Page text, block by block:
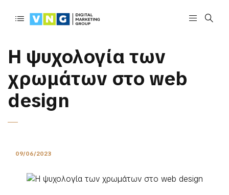
Η ψυχολογία των
χρωμάτων στο web
design
09/06/2023